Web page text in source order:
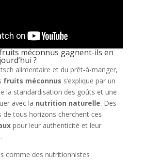
méconnus gagnent-ils en
?
alimentaire et du prêt-à-manger,
fruits méconnus s’explique par un
la standardisation des goûts et une
avec la nutrition naturelle. Des
de tous horizons cherchent ces
pour leur authenticité et leur
comme des nutritionnistes